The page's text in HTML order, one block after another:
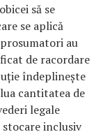
să se
se aplică
au
de racordare
îndeplinește
cantitatea de
legale
inclusiv